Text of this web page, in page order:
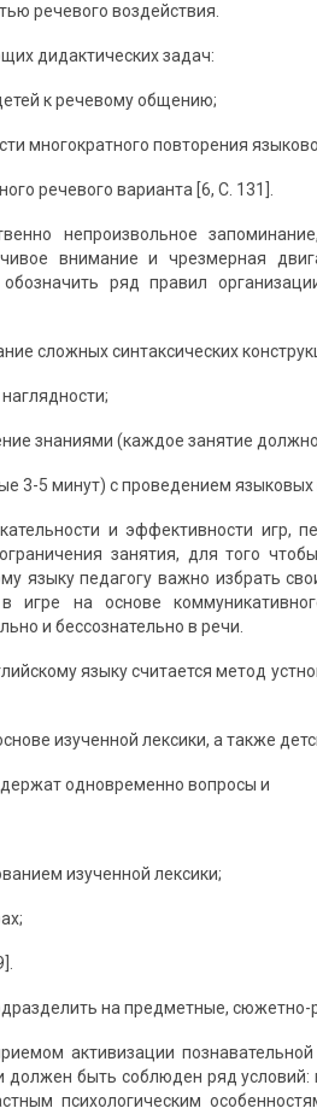
речевого воздействия.
дидактических задач:
детей к речевому общению;
многократного повторения
речевого варианта [6, С. 131].
непроизвольное
внимание и чрезмерная
обозначить ряд правил
сложных синтаксических
знаниями (каждое занятие
3-5 минут) с проведением языковых
и эффективности игр,
занятия, для того
языку педагогу важно избрать
игре на основе
и бессознательно в речи.
языку считается метод
изученной лексики, а также
одновременно вопросы и
изученной лексики;
на предметные, сюжетно-
активизации
должен быть соблюден ряд
психологическим